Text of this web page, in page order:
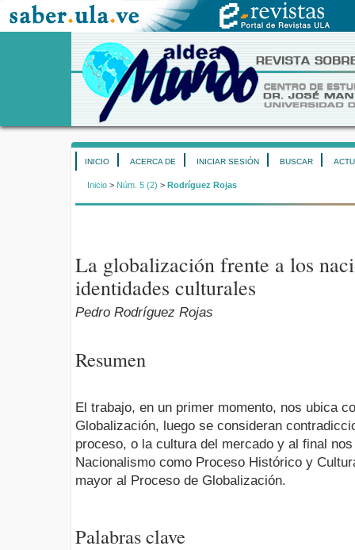
INICIO ACERCA DE INICIAR SESIÓN BUSCAR
Inicio > Núm. 5 (2) > Rodríguez Rojas
La globalización frente a los
identidades culturales
Pedro Rodríguez Rojas
Resumen
El trabajo, en un primer momento, nos ubica
Globalización, luego se consideran
proceso, o la cultura del mercado y al final
Nacionalismo como Proceso Histórico y
mayor al Proceso de Globalización.
Palabras clave